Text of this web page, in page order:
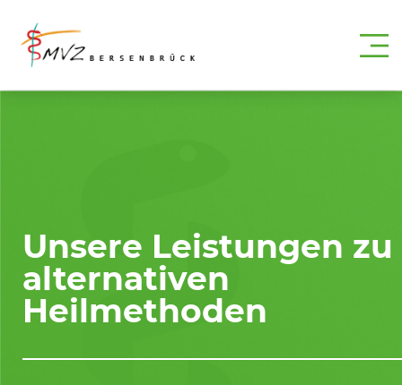
Unsere Leistungen zu
alternativen
Heilmethoden